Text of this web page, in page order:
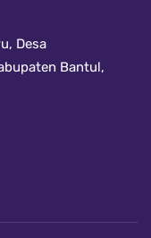
Desa
Bantul,